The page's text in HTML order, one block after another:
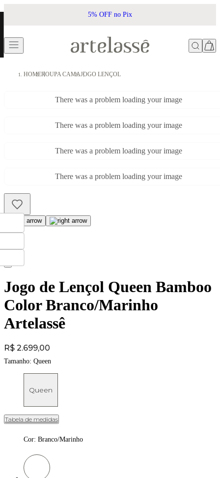
5% OFF no Pix
HOMEROUPA CAMAJOGO LENÇOL
There was a problem loading your image
There was a problem loading your image
There was a problem loading your image
There was a problem loading your image
Jogo de Lençol Queen Bamboo
Color Branco/Marinho
Artelassê
Price:
R$ 2.699,00
Tamanho: Queen
Queen
Tabela de medidas
Cor: Branco/Marinho
Cor: Branco/Marinho